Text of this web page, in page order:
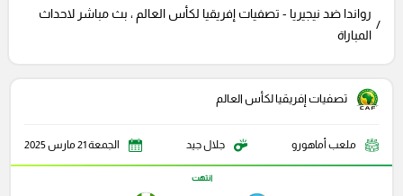
رواندا ضد نيجيريا - تصفيات إفريقيا لكأس العالم ، بث مباشر لاحداث
المباراة
تصفيات إفريقيا لكأس العالم
ملعب أماهورو جلال جيد الجمعة 21 مارس 2025
انتهت